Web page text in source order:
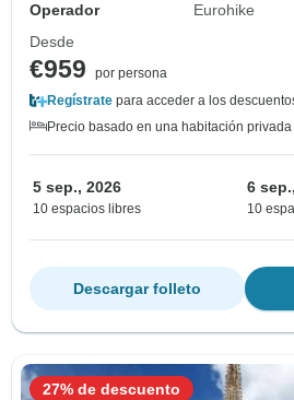
Operador
Eurohike
Desde
€959
por persona
Regístrate para acceder a los
Precio basado en una habitación
5 sep., 2026
10 espacios libres
6
10
Descargar folleto
27% de descuento